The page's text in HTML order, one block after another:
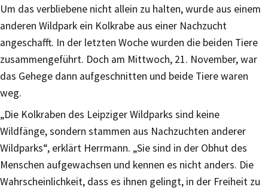
Um das verbliebene nicht allein zu halten, wurde aus einem
anderen Wildpark ein Kolkrabe aus einer Nachzucht
angeschafft. In der letzten Woche wurden die beiden Tiere
zusammengeführt. Doch am Mittwoch, 21. November, war
das Gehege dann aufgeschnitten und beide Tiere waren
weg.
„Die Kolkraben des Leipziger Wildparks sind keine
Wildfänge, sondern stammen aus Nachzuchten anderer
Wildparks“, erklärt Herrmann. „Sie sind in der Obhut des
Menschen aufgewachsen und kennen es nicht anders. Die
Wahrscheinlichkeit, dass es ihnen gelingt, in der Freiheit zu